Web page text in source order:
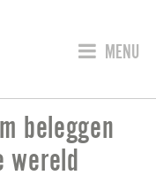
JUMP
MENU
beleggen
wereld